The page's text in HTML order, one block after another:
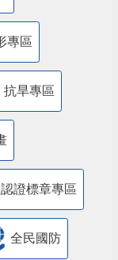
專區
抗旱專區
證標章專區
全民國防